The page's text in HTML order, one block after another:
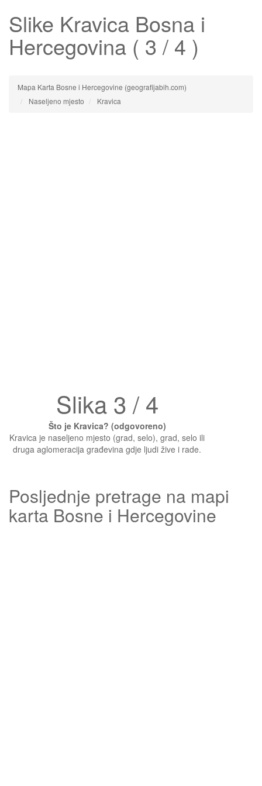
Slike Kravica Bosna i
Hercegovina ( 3 / 4 )
Mapa Karta Bosne i Hercegovine (geografijabih.com)
Naseljeno mjesto
Kravica
Slika 3 / 4
Što je Kravica? (odgovoreno)
Kravica je naseljeno mjesto (grad, selo), grad, selo ili
druga aglomeracija građevina gdje ljudi žive i rade.
Posljednje pretrage na mapi
karta Bosne i Hercegovine